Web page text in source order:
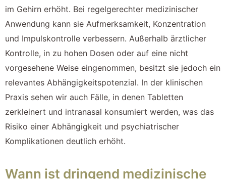
im Gehirn erhöht. Bei regelgerechter medizinischer
Anwendung kann sie Aufmerksamkeit, Konzentration
und Impulskontrolle verbessern. Außerhalb ärztlicher
Kontrolle, in zu hohen Dosen oder auf eine nicht
vorgesehene Weise eingenommen, besitzt sie jedoch ein
relevantes Abhängigkeitspotenzial. In der klinischen
Praxis sehen wir auch Fälle, in denen Tabletten
zerkleinert und intranasal konsumiert werden, was das
Risiko einer Abhängigkeit und psychiatrischer
Komplikationen deutlich erhöht.
Wann ist dringend medizinische